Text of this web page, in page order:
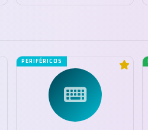
PERIFÉRICOS